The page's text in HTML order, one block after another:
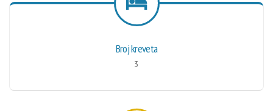
Broj kreveta
3